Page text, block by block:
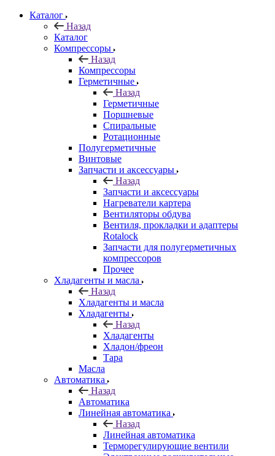
Каталог
Назад
Каталог
Компрессоры
Назад
Компрессоры
Герметичные
Назад
Герметичные
Поршневые
Спиральные
Ротационные
Полугерметичные
Винтовые
Запчасти и аксессуары
Назад
Запчасти и аксессуары
Нагреватели картера
Вентиляторы обдува
Вентиля, прокладки и адаптеры
Rotalock
Запчасти для полугерметичных
компрессоров
Прочее
Хладагенты и масла
Назад
Хладагенты и масла
Хладагенты
Назад
Хладагенты
Хладон/фреон
Тара
Масла
Автоматика
Назад
Автоматика
Линейная автоматика
Назад
Линейная автоматика
Терморегулирующие вентили